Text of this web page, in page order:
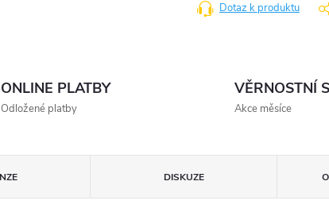
Dotaz k produktu
ONLINE PLATBY
Odložené platby
VĚRNOSTNÍ
Akce měsíce
DISKUZE